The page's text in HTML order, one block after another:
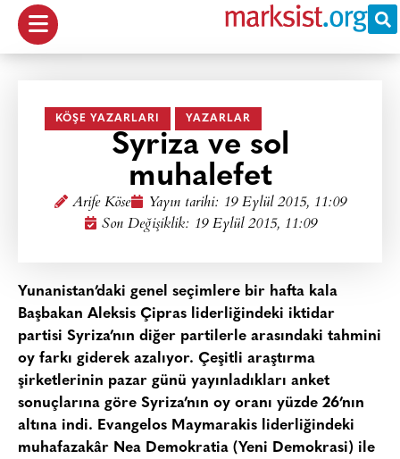
KÖŞE YAZARLARI YAZARLAR
Syriza ve sol
muhalefet
Arife Köse Yayın tarihi: 19 Eylül 2015, 11:09
Son Değişiklik: 19 Eylül 2015, 11:09
Yunanistan’daki genel seçimlere bir hafta kala
Başbakan Aleksis Çipras liderliğindeki iktidar
partisi Syriza’nın diğer partilerle arasındaki tahmini
oy farkı giderek azalıyor. Çeşitli araştırma
şirketlerinin pazar günü yayınladıkları anket
sonuçlarına göre Syriza’nın oy oranı yüzde 26’nın
altına indi. Evangelos Maymarakis liderliğindeki
muhafazakâr Nea Demokratia (Yeni Demokrasi) ile